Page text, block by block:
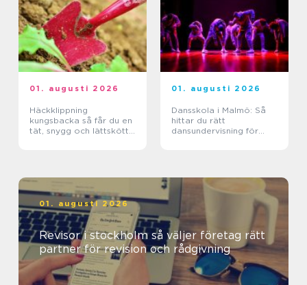
01. augusti 2026
Häckklippning
kungsbacka så får du en
tät, snygg och lättskött
01. augusti 2026
Dansskola i Malmö: Så
hittar du rätt
dansundervisning för
01. augusti 2026
Revisor i stockholm så väljer företag rätt
partner för revision och rådgivning